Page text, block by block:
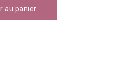
au panier